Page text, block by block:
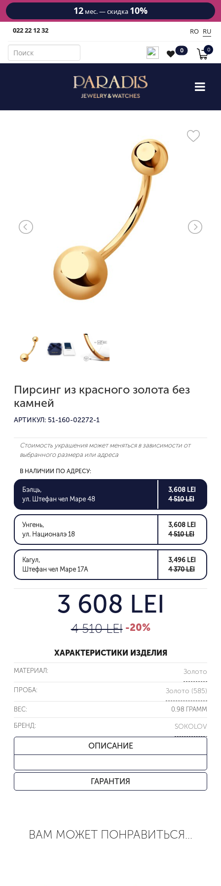
12 мес. — скидка 10%
022 22 12 32 RO RU
0 0
Пирсинг из красного золота без
камней
АРТИКУЛ: 51-160-02272-1
Стоимость украшения может меняться в зависимости от
выбранного размера или адреса
В НАЛИЧИИ ПО АДРЕСУ:
Бэлць,
ул. Штефан чел Маре 48
3,608 LEI
4 510 LEI
Унгень,
ул. Националэ 18
3,608 LEI
4 510 LEI
Кагул,
Штефан чел Маре 17A
3,496 LEI
4 370 LEI
3 608 LEI
4 510 LEI -20%
ХАРАКТЕРИСТИКИ ИЗДЕЛИЯ
МАТЕРИАЛ: Золото
ПРОБА: Золото (585)
ВЕС: 0.98 ГРАММ
БРЕНД: SOKOLOV
ОПИСАНИЕ
ГАРАНТИЯ
ВАМ МОЖЕТ ПОНРАВИТЬСЯ...